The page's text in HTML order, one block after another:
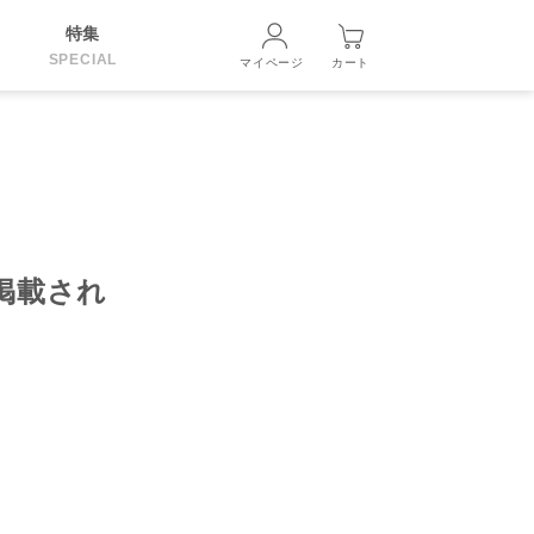
特集
SPECIAL マイページ カート
載され